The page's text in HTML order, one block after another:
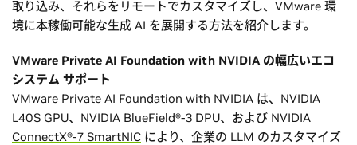
取り込み、それらをリモートでカスタマイズし、VMware 環
境に本稼働可能な生成 AI を展開する方法を紹介します。
VMware Private AI Foundation with NVIDIA の幅広いエコ
システム サポート
VMware Private AI Foundation with NVIDIA は、 NVIDIA
L40S GPU、 NVIDIA BlueField®-3 DPU、および NVIDIA
ConnectX®-7 SmartNIC により、企業の LLM のカスタマイズ